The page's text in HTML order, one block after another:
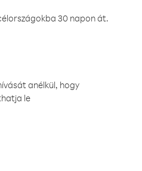
30 napon át.
anélkül, hogy
le